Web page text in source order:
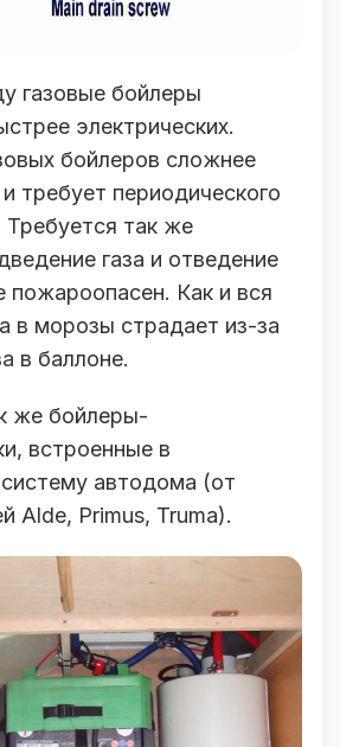
газовые бойлеры
электрических.
бойлеров сложнее
требует периодического
так же
газа и отведение
пожароопасен. Как и вся
в морозы страдает из-за
в баллоне.
же бойлеры-
встроенные в
автодома (от
Alde, Primus, Truma).